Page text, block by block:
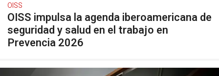
OISS
OISS impulsa la agenda iberoamericana de
seguridad y salud en el trabajo en
Prevencia 2026